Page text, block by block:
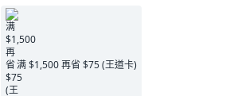
满 $1,500 再省 $75 (王道卡)